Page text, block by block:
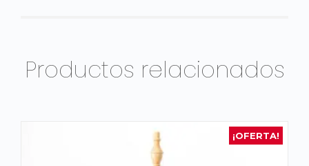
Productos relacionados
¡OFERTA!